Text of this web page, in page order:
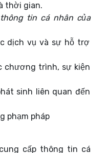
thời gian.
tin cá nhân của
dịch vụ và sự hỗ trợ
chương trình, sự kiện
sinh liên quan đến
phạm pháp
cấp thông tin cá